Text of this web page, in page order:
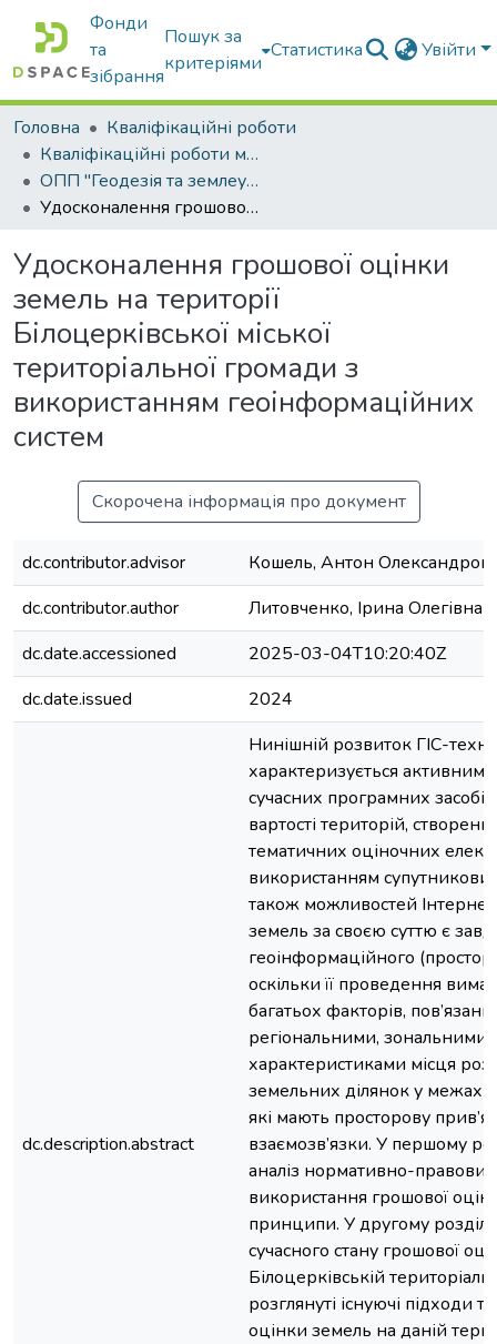
Фонди
та
зібрання
Пошук за
критеріями
Статистика Увійти
Головна
Кваліфікаційні роботи
Кваліфікаційні роботи магістрів
ОПП "Геодезія та землеустрій"
Удосконалення грошової оцінки земель на території Білоцерківської міської територіальної громади з використанням геоінформаційних систем
Удосконалення грошової оцінки
земель на території
Білоцерківської міської
територіальної громади з
використанням геоінформаційних
систем
Скорочена інформація про документ
dc.contributor.advisor
Кошель, Антон
dc.contributor.author
Литовченко, Ірина Олегівна
dc.date.accessioned
2025-03-04T10:20:40Z
dc.date.issued
2024
dc.description.abstract
Нинішній розвиток ГІС-
характеризується
сучасних програмних
вартості територій,
тематичних оціночних
використанням
також можливостей
земель за своєю суттю є
геоінформаційного
оскільки її проведення
багатьох факторів,
регіональними, зональними
характеристиками місця
земельних ділянок у межах
які мають просторову
взаємозв’язки. У першому
аналіз нормативно-
використання грошової
принципи. У другому розділі
сучасного стану грошової
Білоцерківській
розглянуті існуючі підходи
оцінки земель на даній